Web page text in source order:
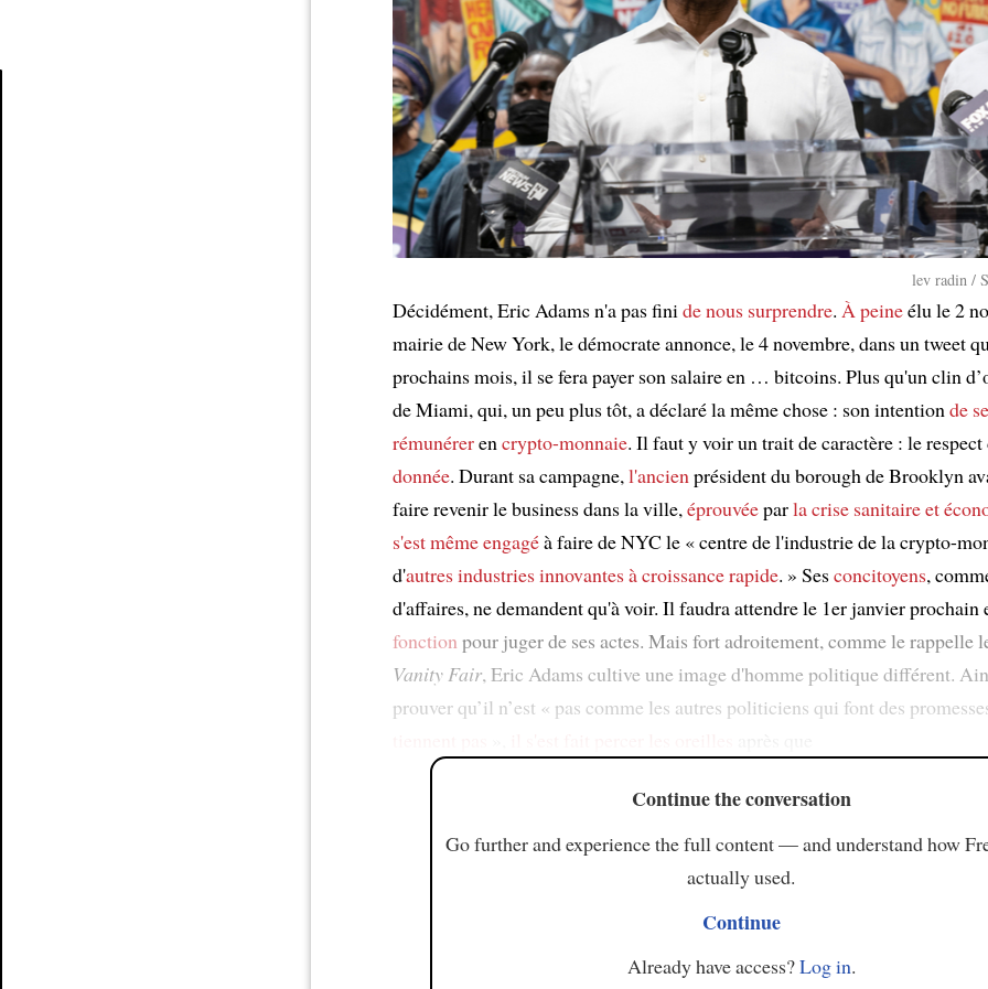
lev radin /
Décidément, Eric Adams n'a pas fini de nous surprendre. À peineélu le 2
mairie de New York, le démocrate annonce, le 4 novembre, dans un tweet
prochains mois, il se fera payer son salaire en … bitcoins. Plus qu'un clin
de Miami, qui, un peu plus tôt, a déclaré la même chose : son intention de
rémunéreren crypto-monnaie. Il faut y voir un trait de caractère : le
donnée. Durant sa campagne, l'ancien président du borough de Brooklyn
faire revenir le business dans la ville, éprouvéeparla crise sanitaire et
s'est même engagéà faire de NYC le « centre de l'industrie de la crypto-
d'autres industries innovantes à croissance rapide. » Sesconcitoyens,
d'affaires, ne demandent qu'à voir. Il faudra attendre le 1er janvier prochain
fonction pour juger de ses actes. Mais fort adroitement, comme le rappelle
Vanity Fair, Eric Adams cultive une image d'homme politique différent.
prouver qu’il n’est « pas comme les autres politiciens qui font des
Continue the conversation
Go further and experience the full content — and understand how
actually used.
Continue
Already have access?Log in.